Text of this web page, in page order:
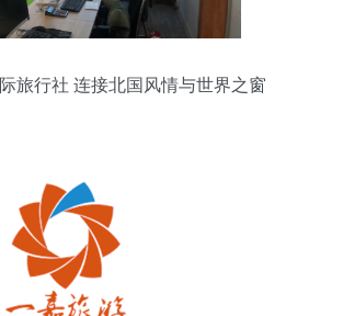
旅行社 连接北国风情与世界之窗